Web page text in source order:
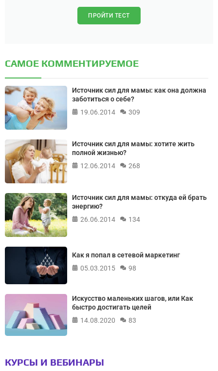
ПРОЙТИ ТЕСТ
САМОЕ КОММЕНТИРУЕМОЕ
Источник сил для мамы: как она должна
заботиться о себе?
19.06.2014
309
Источник сил для мамы: хотите жить
полной жизнью?
12.06.2014
268
Источник сил для мамы: откуда ей брать
энергию?
26.06.2014
134
Как я попал в сетевой маркетинг
05.03.2015
98
Искусство маленьких шагов, или Как
быстро достигать целей
14.08.2020
83
КУРСЫ И ВЕБИНАРЫ